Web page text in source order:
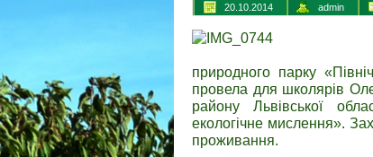
20.10.2014 admin
природного парку
провела для школярів
району Львівської
екологічне мислення».
проживання.